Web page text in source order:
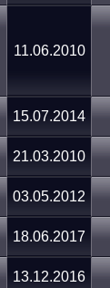
11.06.2010
15.07.2014
21.03.2010
03.05.2012
18.06.2017
13.12.2016